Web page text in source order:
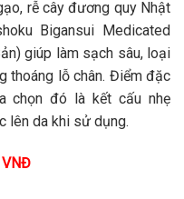
rễ cây đương quy Nhật
Bigansui Medicated
giúp làm sạch sâu, loại
thoáng lỗ chân. Điểm đặc
chọn đó là kết cấu nhẹ
lên da khi sử dụng.